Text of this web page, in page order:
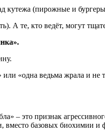
кутежа (пирожные и
А те, кто ведёт, могут
«одна ведьма жрала и не
– это признак
вместо базовых биохимии и